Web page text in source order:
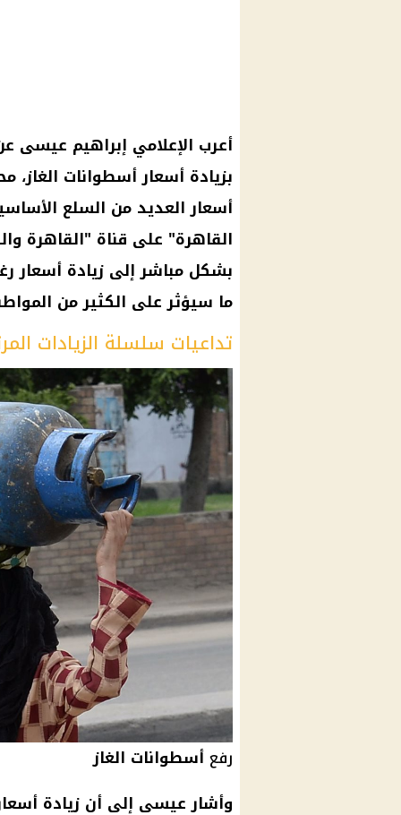
أعرب الإعلامي إبراهيم عيسى
بزيادة أسعارأسطوانات الغاز،
أسعارالعديد من السلع
القاهرة" على قناة "القاهرة
بشكل مباشر إلى زيادة أسعار
ما سيؤثر على الكثير من
تداعيات سلسلة الزيادات
رفعأسطوانات الغاز
وأشار عيسى إلى أن زيادة